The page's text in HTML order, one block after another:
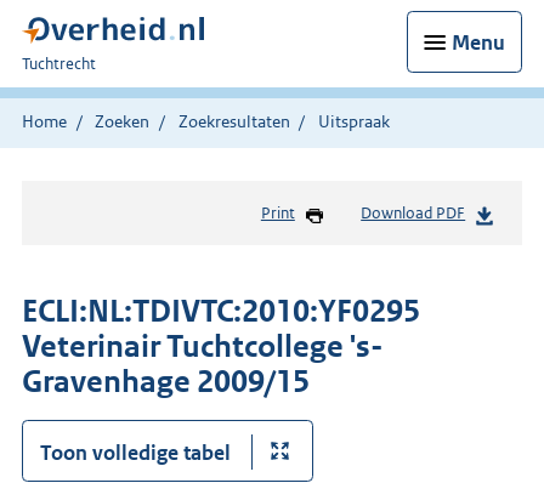
Menu
U
bent
hier:
Tuchtrecht
Home Zoeken Zoekresultaten Uitspraak
Print Download PDF
ECLI:NL:TDIVTC:2010:YF0295
Veterinair Tuchtcollege 's-
Gravenhage 2009/15
Toon volledige tabel